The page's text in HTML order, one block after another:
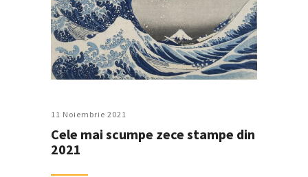
11 Noiembrie 2021
Cele mai scumpe zece stampe din
2021